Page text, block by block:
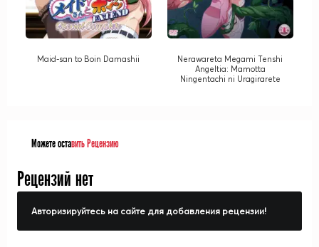
Maid-san to Boin Damashii
Nerawareta Megami Tenshi
Angeltia: Mamotta
Ningentachi ni Uragirarete
Можете оставить Рецензию
Рецензий нет
Авторизируйтесь на сайте для добавления рецензии!